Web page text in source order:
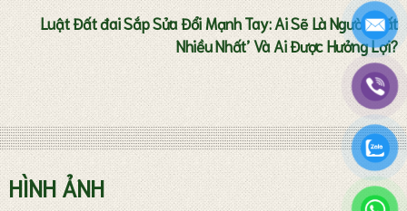
Tư vấn thành lập doanh nghiệp
Luật Đất đai Sắp Sửa Đổi Mạnh Tay: Ai Sẽ Là Người ‘Mất
Nhiều Nhất’ Và Ai Được Hưởng Lợi?
HÌNH ẢNH